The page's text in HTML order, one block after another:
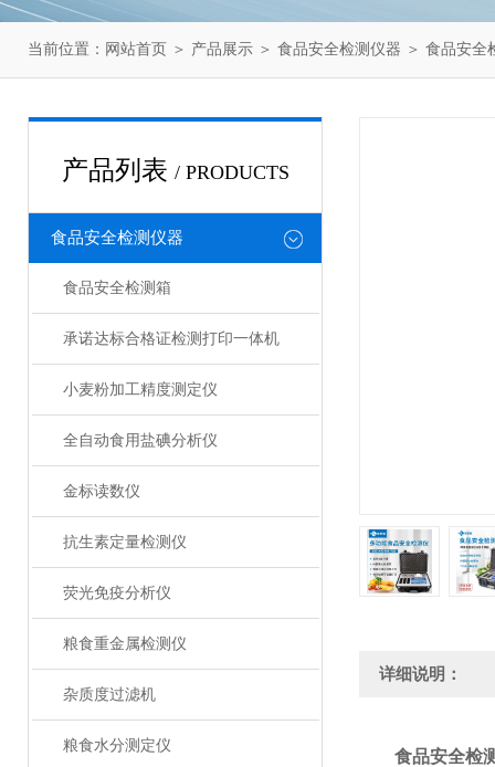
当前位置： 网站首页 ＞ 产品展示 ＞ 食品安全检测仪器 ＞ 食品安全
产品列表 / PRODUCTS
食品安全检测仪器
食品安全检测箱
承诺达标合格证检测打印一体机
小麦粉加工精度测定仪
全自动食用盐碘分析仪
金标读数仪
抗生素定量检测仪
荧光免疫分析仪
粮食重金属检测仪
杂质度过滤机
粮食水分测定仪
详细说明：
食品安全检